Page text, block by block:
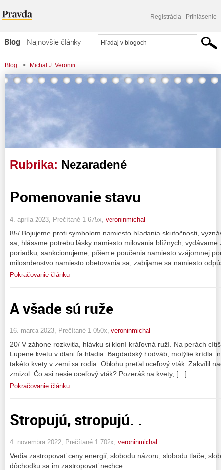
Registrácia Prihlásenie
Blog
Najnovšie články
Najčítanejšie články
Najkomentovanejšie články
Zoznam blogov
Komerčné blogy
Blog > Michal J. Veronin
Rubrika: Nezaradené
Pomenovanie stavu
4. apríla 2023, Prečítané 1 675x, veroninmichal
85/ Bojujeme proti symbolom namiesto hľadania skutočnosti,
sa, hlásame potrebu lásky namiesto milovania blížnych, vydávame
poriadku, sankcionujeme, píšeme poučenia namiesto vzájomnej
milosrdenstvo namiesto obetovania sa, zabíjame sa namiesto
Pokračovanie článku
A všade sú ruže
16. marca 2023, Prečítané 1 050x, veroninmichal
20/ V záhone rozkvitla, hlávku si kloní kráľovná ruží. Na perách
Lupene kvetu v dlani ťa hladia. Bagdadský hodváb, motýlie krídla.
takéto kvety v zemi sa rodia. Oblohu preťal oceľový vták. Zakvílil
zmizol. Čo asi nesie oceľový vták? Pozeráš na kvety, […]
Pokračovanie článku
Stropujú, stropujú. .
4. novembra 2022, Prečítané 1 702x, veroninmichal
Vedia zastropovať ceny energií, slobodu názoru, slobodu tlače,
dôchodku sa im zastropovať nechce..